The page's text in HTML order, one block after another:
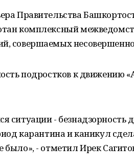
Правительства
комплексный
совершаемых
подростков к движению
ситуации - безнадзорность
карантина и каникул
- отметил Ирек